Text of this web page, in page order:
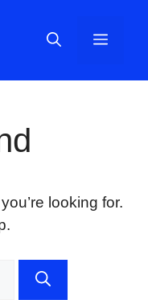
Menu
looking for.